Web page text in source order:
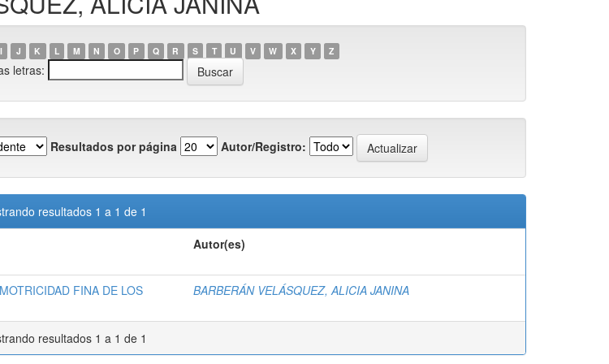
I J K L M N O P Q R S T U V W X Y Z
letras:
Resultados por página Autor/Registro:
resultados 1 a 1 de 1
Autor(es)
FINA DE LOS
BARBERÁN VELÁSQUEZ, ALICIA JANINA
resultados 1 a 1 de 1